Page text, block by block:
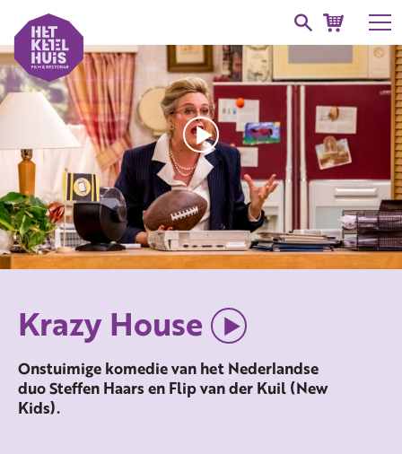
Krazy House
Onstuimige komedie van het Nederlandse
duo Steffen Haars en Flip van der Kuil (New
Kids).